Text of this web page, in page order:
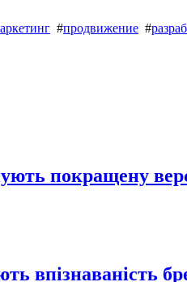
#продвижение #
покращену
впізнаваність